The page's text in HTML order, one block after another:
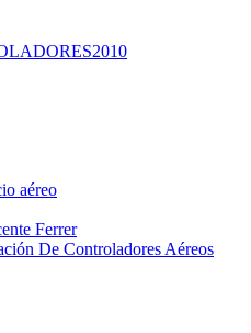
aéreo
Ferrer
De Controladores Aéreos